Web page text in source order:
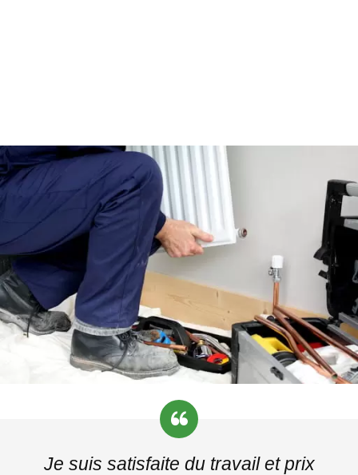
Je suis satisfaite du travail et prix